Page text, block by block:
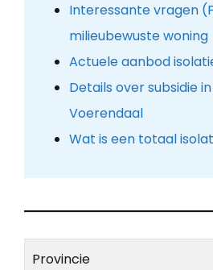
Interessante vragen
milieubewuste woning
Actuele aanbod
Details over subsidie
Voerendaal
Wat is een totaal
Provincie